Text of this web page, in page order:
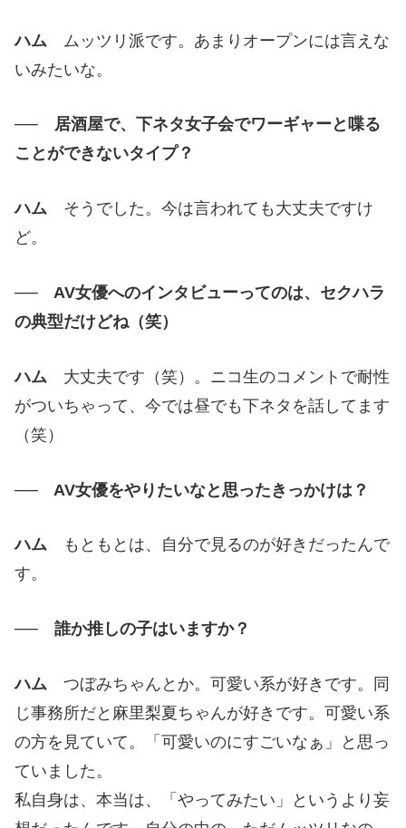
ハム
ムッツリ派です。あまりオープンには言えな
いみたいな。
── 居酒屋で、下ネタ女子会でワーギャーと喋る
ことができないタイプ？
ハム そうでした。今は言われても大丈夫ですけ
ど。
── AV女優へのインタビューってのは、セクハラ
の典型だけどね（笑）
ハム 大丈夫です（笑）。ニコ生のコメントで耐性
がついちゃって、今では昼でも下ネタを話してます
（笑）
── AV女優をやりたいなと思ったきっかけは？
ハム
もともとは、自分で見るのが好きだったんで
す。
── 誰か推しの子はいますか？
ハム つぼみちゃんとか。可愛い系が好きです。同
じ事務所だと麻里梨夏ちゃんが好きです。可愛い系
の方を見ていて。「可愛いのにすごいなぁ」と思っ
ていました。
私自身は、本当は、「やってみたい」というより妄